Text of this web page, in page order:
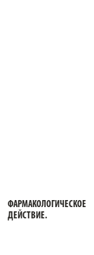
ФАРМАКОЛОГИЧЕСКОЕ
ДЕЙСТВИЕ.